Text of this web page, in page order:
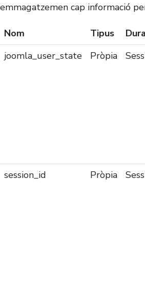
emmagatzemen cap informació
Nom Tipus
joomla_user_state
Pròpia
session_id
Pròpia